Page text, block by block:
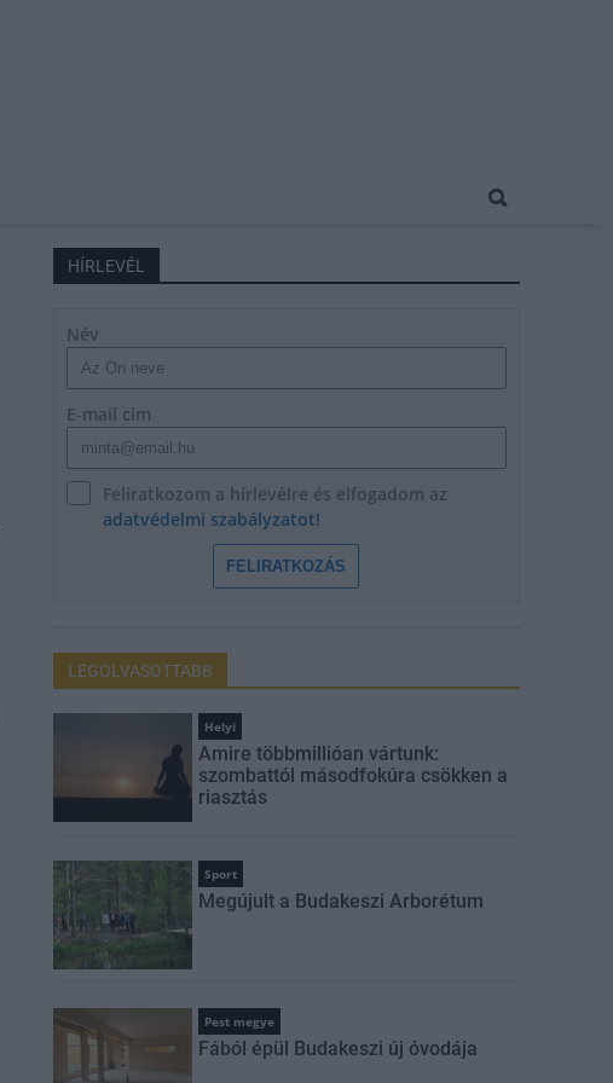
HÍRLEVÉL
Név
E-mail cím
Feliratkozom a hírlevélre és elfogadom az
adatvédelmi szabályzatot!
FELIRATKOZÁS
LEGOLVASOTTABB
Helyi
Amire többmillióan vártunk:
szombattól másodfokúra csökken a
riasztás
Sport
Megújult a Budakeszi Arborétum
Pest megye
Fából épül Budakeszi új óvodája